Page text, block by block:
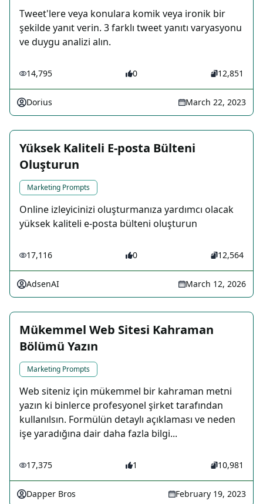
Tweet'lere veya konulara komik veya ironik bir
şekilde yanıt verin. 3 farklı tweet yanıtı varyasyonu
ve duygu analizi alın.
14,795 0 12,851
Dorius March 22, 2023
Yüksek Kaliteli E-posta Bülteni
Oluşturun
Marketing Prompts
Online izleyicinizi oluşturmanıza yardımcı olacak
yüksek kaliteli e-posta bülteni oluşturun
17,116 0 12,564
AdsenAI March 12, 2026
Mükemmel Web Sitesi Kahraman
Bölümü Yazın
Marketing Prompts
Web siteniz için mükemmel bir kahraman metni
yazın ki binlerce profesyonel şirket tarafından
kullanılsın. Formülün detaylı açıklaması ve neden
işe yaradığına dair daha fazla bilgi...
17,375 1 10,981
Dapper Bros February 19, 2023